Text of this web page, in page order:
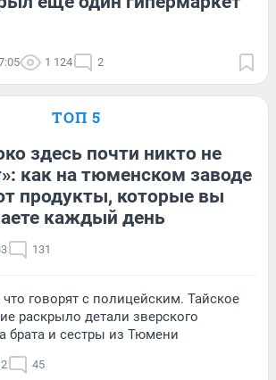
1 124 2
ТОП 5
здесь почти никто не
как на тюменском заводе
продукты, которые вы
каждый день
131
говорят с полицейским. Тайское
раскрыло детали зверского
брата и сестры из Тюмени
45